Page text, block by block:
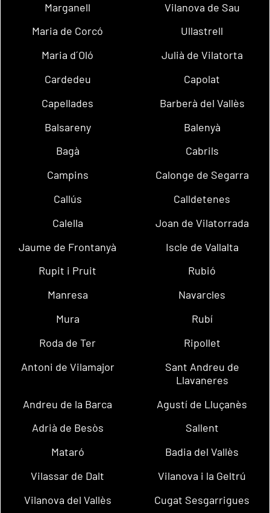
Marganell
Vilanova de Sau
Maria de Corcó
Ullastrell
Maria d´Oló
Julià de Vilatorta
Cardedeu
Capolat
Capellades
Barberà del Vallès
Balsareny
Balenyà
Bagà
Cabrils
Campins
Calonge de Segarra
Callús
Calldetenes
Calella
Joan de Vilatorrada
Jaume de Frontanyà
Iscle de Vallalta
Rupit i Pruit
Rubió
Manresa
Navarcles
Mura
Rubí
Roda de Ter
Ripollet
Antoni de Vilamajor
Sant Andreu de
Llavaneres
Andreu de la Barca
Agustí de Lluçanès
Adrià de Besòs
Sallent
Mataró
Badia del Vallès
Vilassar de Dalt
Vilanova i la Geltrú
Vilanova del Vallès
Cugat Sesgarrigues